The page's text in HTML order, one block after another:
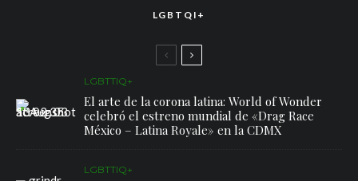
LGBTQI+
LGBTTIQ+
El arte de la corona latina: World of Wonder
celebró el estreno mundial de «Drag Race
México – Latina Royale» en la CDMX
LGBTTIQ+